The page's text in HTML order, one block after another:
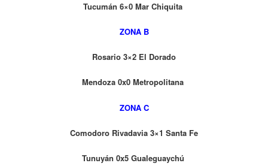
Tucumán 6×0 Mar Chiquita
ZONA B
Rosario 3×2 El Dorado
Mendoza 0x0 Metropolitana
ZONA C
Comodoro Rivadavia 3×1 Santa Fe
Tunuyán 0x5 Gualeguaychú